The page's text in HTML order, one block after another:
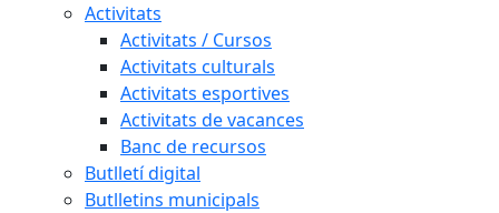
Activitats
Activitats / Cursos
Activitats culturals
Activitats esportives
Activitats de vacances
Banc de recursos
Butlletí digital
Butlletins municipals